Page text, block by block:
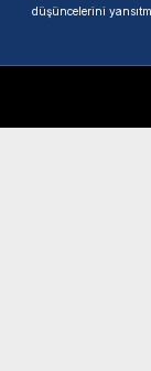
düşüncelerini